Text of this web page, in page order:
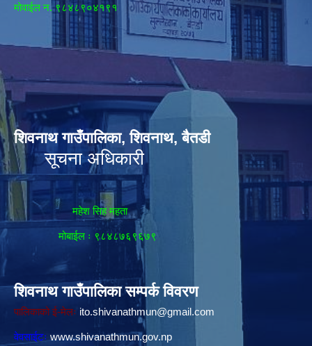
मोवाईल न‌. ९८४८९०४१९१
शिवनाथ गाउँपालिका, शिवनाथ, बैतडी
सूचना अधिकारी
महेश सिह महता
मोबाईल ः ९८४८७६९६७९
शिवनाथ गाउँपालिका सम्पर्क विवरण
पालिकाको ई-मेलः ito.shivanathmun@gmail.com
वेवसाईटः www.shivanathmun.gov.np